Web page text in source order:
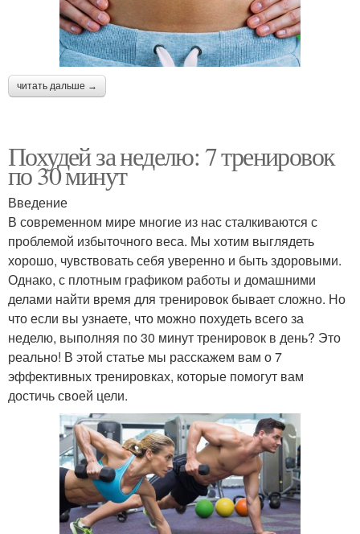
читать дальше →
Похудей за неделю: 7 тренировок
по 30 минут
Введение
В современном мире многие из нас сталкиваются с
проблемой избыточного веса. Мы хотим выглядеть
хорошо, чувствовать себя уверенно и быть здоровыми.
Однако, с плотным графиком работы и домашними
делами найти время для тренировок бывает сложно. Но
что если вы узнаете, что можно похудеть всего за
неделю, выполняя по 30 минут тренировок в день? Это
реально! В этой статье мы расскажем вам о 7
эффективных тренировках, которые помогут вам
достичь своей цели.